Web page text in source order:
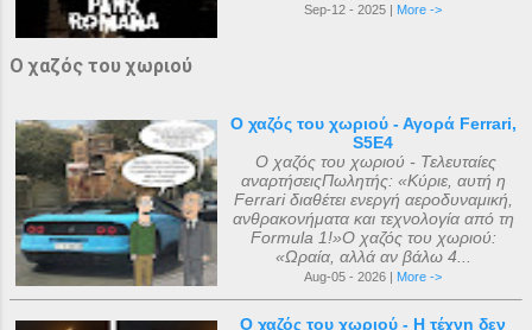
Sep-12 - 2025 | More ->
Ο χαζός του χωριού
Ο χαζός του χωριού - Αγορά Ferrari,
S5E4
Ο χαζός του χωριού - Τελευταίες
αναρτήσειςΠωλητής: «Κύριε, αυτή η
Ferrari διαθέτει ενεργή αεροδυναμική,
ανθρακονήματα και τεχνολογία από τη
Formula 1!»Ο χαζός του χωριού:
«Ωραία, αλλά αν βάλω 4...
Aug-05 - 2026 | More ->
Ο χαζός του χωριού - Η τέχνη δεν